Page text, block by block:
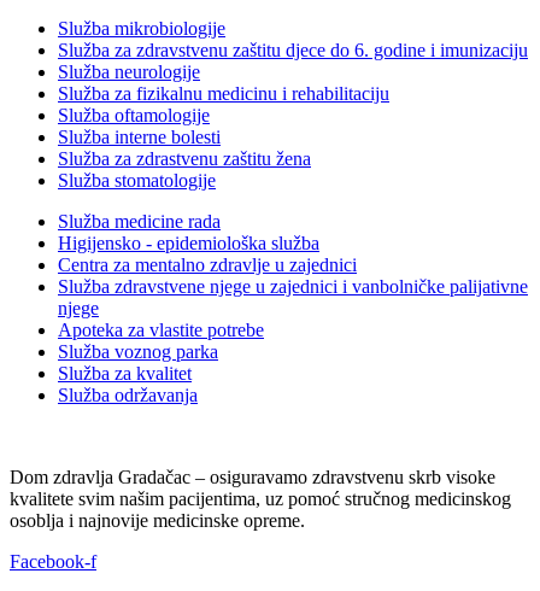
Služba mikrobiologije
Služba za zdravstvenu zaštitu djece do 6. godine i imunizaciju
Služba neurologije
Služba za fizikalnu medicinu i rehabilitaciju
Služba oftamologije
Služba interne bolesti
Služba za zdrastvenu zaštitu žena
Služba stomatologije
Služba medicine rada
Higijensko - epidemiološka služba
Centra za mentalno zdravlje u zajednici
Služba zdravstvene njege u zajednici i vanbolničke palijativne
njege
Apoteka za vlastite potrebe
Služba voznog parka
Služba za kvalitet
Služba održavanja
Dom zdravlja Gradačac – osiguravamo zdravstvenu skrb visoke
kvalitete svim našim pacijentima, uz pomoć stručnog medicinskog
osoblja i najnovije medicinske opreme.
Facebook-f